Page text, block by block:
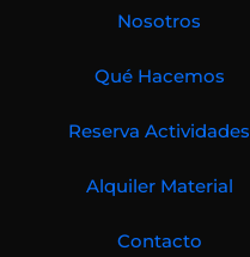
Nosotros
Qué Hacemos
Reserva Actividades
Alquiler Material
Contacto